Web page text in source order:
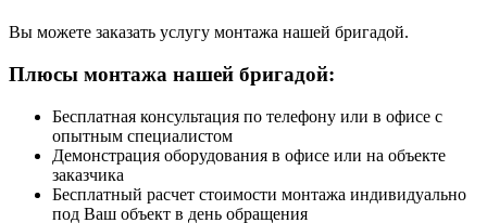
Вы можете заказать услугу монтажа нашей бригадой.
Плюсы монтажа нашей бригадой:
Бесплатная консультация по телефону или в офисе с
опытным специалистом
Демонстрация оборудования в офисе или на объекте
заказчика
Бесплатный расчет стоимости монтажа индивидуально
под Ваш объект в день обращения